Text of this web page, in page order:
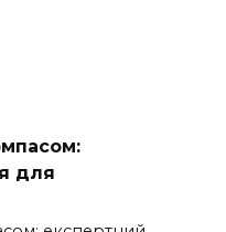
для